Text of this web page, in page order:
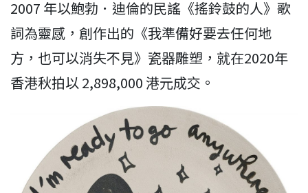
2007 年以鮑勃．迪倫的民謠《搖鈴鼓的人》歌
詞為靈感，創作出的《我準備好要去任何地
方，也可以消失不見》瓷器雕塑，就在2020年
香港秋拍以 2,898,000 港元成交。